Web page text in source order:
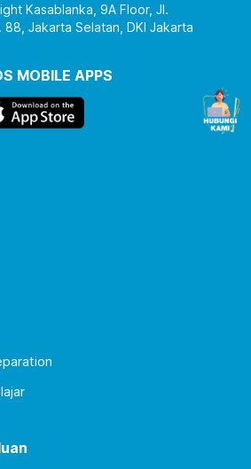
Kasablanka, 9A Floor, Jl.
88, Jakarta Selatan, DKI Jakarta
MOBILE APPS